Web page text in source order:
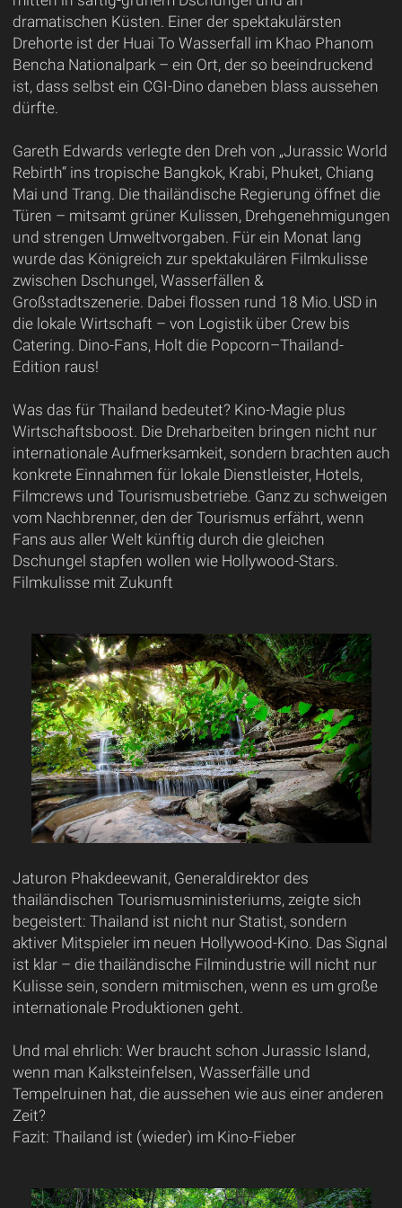
dramatischen Küsten. Einer der spektakulärsten
Drehorte ist der Huai To Wasserfall im Khao Phanom
Bencha Nationalpark – ein Ort, der so beeindruckend
ist, dass selbst ein CGI-Dino daneben blass aussehen
dürfte.
Gareth Edwards verlegte den Dreh von „Jurassic World
Rebirth“ ins tropische Bangkok, Krabi, Phuket, Chiang
Mai und Trang. Die thailändische Regierung öffnet die
Türen – mitsamt grüner Kulissen, Drehgenehmigungen
und strengen Umweltvorgaben. Für ein Monat lang
wurde das Königreich zur spektakulären Filmkulisse
zwischen Dschungel, Wasserfällen &
Großstadtszenerie. Dabei flossen rund 18 Mio. USD in
die lokale Wirtschaft – von Logistik über Crew bis
Catering. Dino-Fans, Holt die Popcorn–Thailand-
Edition raus!
Was das für Thailand bedeutet? Kino-Magie plus
Wirtschaftsboost. Die Dreharbeiten bringen nicht nur
internationale Aufmerksamkeit, sondern brachten auch
konkrete Einnahmen für lokale Dienstleister, Hotels,
Filmcrews und Tourismusbetriebe. Ganz zu schweigen
vom Nachbrenner, den der Tourismus erfährt, wenn
Fans aus aller Welt künftig durch die gleichen
Dschungel stapfen wollen wie Hollywood-Stars.
Filmkulisse mit Zukunft
Jaturon Phakdeewanit, Generaldirektor des
thailändischen Tourismusministeriums, zeigte sich
begeistert: Thailand ist nicht nur Statist, sondern
aktiver Mitspieler im neuen Hollywood-Kino. Das Signal
ist klar – die thailändische Filmindustrie will nicht nur
Kulisse sein, sondern mitmischen, wenn es um große
internationale Produktionen geht.
Und mal ehrlich: Wer braucht schon Jurassic Island,
wenn man Kalksteinfelsen, Wasserfälle und
Tempelruinen hat, die aussehen wie aus einer anderen
Zeit?
Fazit: Thailand ist (wieder) im Kino-Fieber